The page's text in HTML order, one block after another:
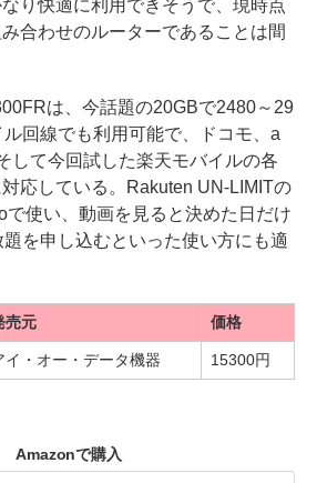
り快適に利用できそうで、現時点
合わせのルーターであることは間
は、今話題の20GBで2480～29
回線でも利用可能で、ドコモ、a
して今回試した楽天モバイルの各
応している。Rakuten UN-LIMITの
で使い、動画を見ると決めた日だけ
を申し込むといった使い方にも適
売元 価格
イ・オー・データ機器 15300円
Amazonで購入